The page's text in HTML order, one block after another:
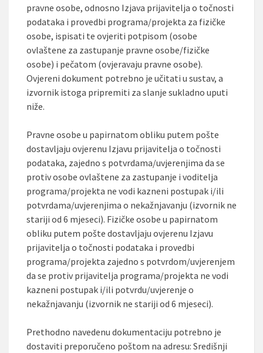
pravne osobe, odnosno Izjava prijavitelja o točnosti
podataka i provedbi programa/projekta za fizičke
osobe, ispisati te ovjeriti potpisom (osobe
ovlaštene za zastupanje pravne osobe/fizičke
osobe) i pečatom (ovjeravaju pravne osobe).
Ovjereni dokument potrebno je učitati u sustav, a
izvornik istoga pripremiti za slanje sukladno uputi
niže.
Pravne osobe u papirnatom obliku putem pošte
dostavljaju ovjerenu Izjavu prijavitelja o točnosti
podataka, zajedno s potvrdama/uvjerenjima da se
protiv osobe ovlaštene za zastupanje i voditelja
programa/projekta ne vodi kazneni postupak i/ili
potvrdama/uvjerenjima o nekažnjavanju (izvornik ne
stariji od 6 mjeseci). Fizičke osobe u papirnatom
obliku putem pošte dostavljaju ovjerenu Izjavu
prijavitelja o točnosti podataka i provedbi
programa/projekta zajedno s potvrdom/uvjerenjem
da se protiv prijavitelja programa/projekta ne vodi
kazneni postupak i/ili potvrdu/uvjerenje o
nekažnjavanju (izvornik ne stariji od 6 mjeseci).
Prethodno navedenu dokumentaciju potrebno je
dostaviti preporučeno poštom na adresu: Središnji